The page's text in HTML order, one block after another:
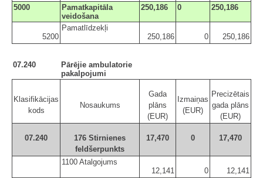
5000
Pamatkapitāla
veidošana
250,186 0 250,186
5200
Pamatlīdzekļi
250,186
0 250,186
07.240
Pārējie ambulatorie
pakalpojumi
Klasifikācijas
kods
Nosaukums
Gada
plāns
(EUR)
Izmaiņas
(EUR)
Precizētais
gada plāns
(EUR)
07.240
176 Stirnienes
feldšerpunkts
17,470 0 17,470
1100 Atalgojums
12,141
0
12,141